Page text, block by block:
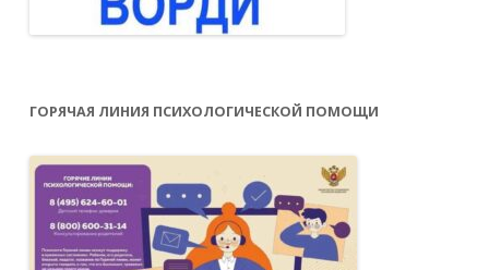
ГОРЯЧАЯ ЛИНИЯ ПСИХОЛОГИЧЕСКОЙ ПОМОЩИ